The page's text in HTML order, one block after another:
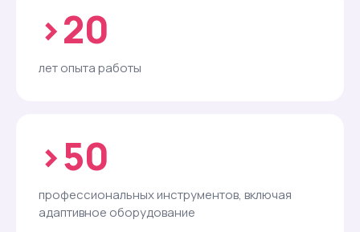
›20
лет опыта работы
›50
профессиональных инструментов, включая
адаптивное оборудование